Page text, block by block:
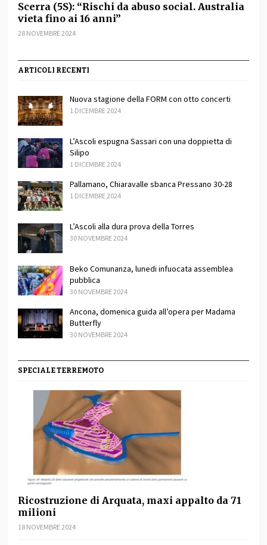
Scerra (5S): “Rischi da abuso social. Australia
vieta fino ai 16 anni”
28 NOVEMBRE 2024
ARTICOLI RECENTI
Nuova stagione della FORM con otto concerti
1 DICEMBRE 2024
L’Ascoli espugna Sassari con una doppietta di
Silipo
1 DICEMBRE 2024
Pallamano, Chiaravalle sbanca Pressano 30-28
1 DICEMBRE 2024
L’Ascoli alla dura prova della Torres
30 NOVEMBRE 2024
Beko Comunanza, lunedi infuocata assemblea
pubblica
30 NOVEMBRE 2024
Ancona, domenica guida all’opera per Madama
Butterfly
30 NOVEMBRE 2024
SPECIALE TERREMOTO
Ricostruzione di Arquata, maxi appalto da 71
milioni
18 NOVEMBRE 2024